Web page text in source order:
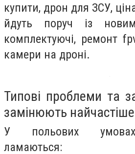
купити, дрон для ЗСУ,
йдуть поруч із
комплектуючі, ремонт
камери на дроні.
Типові проблеми та
замінюють найчастіше
У польових
ламаються: